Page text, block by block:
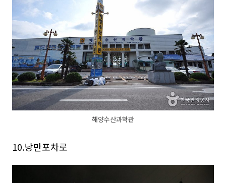
해양수산과학관
10.낭만포차로